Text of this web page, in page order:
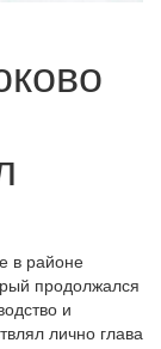
в районе
продолжался
и
лично глава